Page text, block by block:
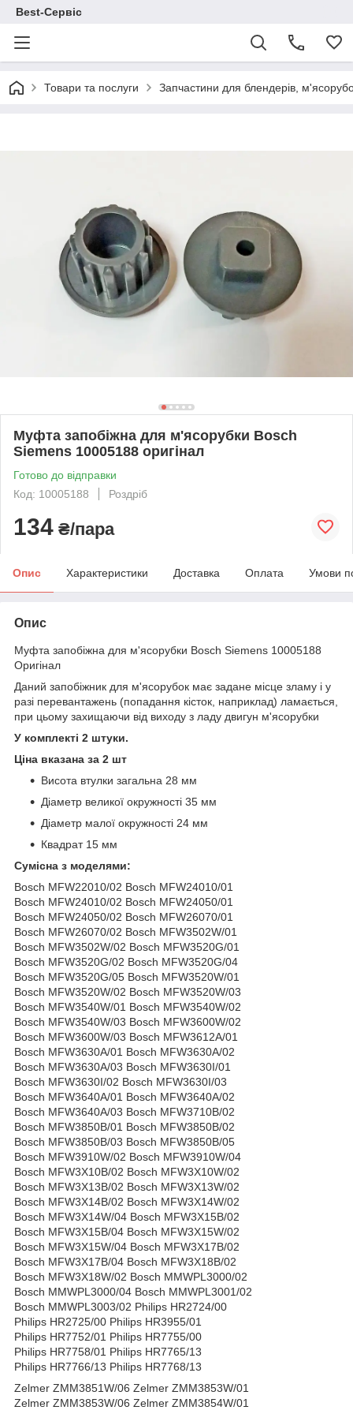
Best-Сервіс
Товари та послуги Запчастини для блендерів,
Муфта запобіжна для м'ясорубки Bosch
Siemens 10005188 оригінал
Готово до відправки
Код: 10005188
Роздріб
134 ₴/пара
Опис Характеристики Доставка Оплата Умови
Опис
Муфта запобіжна для м'ясорубки Bosch Siemens 10005188
Оригінал
Даний запобіжник для м'ясорубок має задане місце зламу і у
разі перевантажень (попадання кісток, наприклад) ламається,
при цьому захищаючи від виходу з ладу двигун м'ясорубки
У комплекті 2 штуки.
Ціна вказана за 2 шт
Висота втулки загальна 28 мм
Діаметр великої окружності 35 мм
Діаметр малої окружності 24 мм
Квадрат 15 мм
Сумісна з моделями:
Воѕсһ МFW22010/02 Воѕсһ МFW24010/01
Воѕсһ МFW24010/02 Воѕсһ МFW24050/01
Воѕсһ МFW24050/02 Воѕсһ МFW26070/01
Воѕсһ МFW26070/02 Воѕсһ МFW3502W/01
Воѕсһ МFW3502W/02 Воѕсһ МFW3520G/01
Воѕсһ МFW3520G/02 Воѕсһ МFW3520G/04
Воѕсһ МFW3520G/05 Воѕсһ МFW3520W/01
Воѕсһ МFW3520W/02 Воѕсһ МFW3520W/03
Воѕсһ МFW3540W/01 Воѕсһ МFW3540W/02
Воѕсһ МFW3540W/03 Воѕсһ МFW3600W/02
Воѕсһ МFW3600W/03 Воѕсһ МFW3612А/01
Воѕсһ МFW3630А/01 Воѕсһ МFW3630А/02
Воѕсһ МFW3630А/03 Воѕсһ МFW3630І/01
Воѕсһ МFW3630І/02 Воѕсһ МFW3630І/03
Воѕсһ МFW3640А/01 Воѕсһ МFW3640А/02
Воѕсһ МFW3640А/03 Воѕсһ МFW3710В/02
Воѕсһ МFW3850В/01 Воѕсһ МFW3850В/02
Воѕсһ МFW3850В/03 Воѕсһ МFW3850В/05
Воѕсһ МFW3910W/02 Воѕсһ МFW3910W/04
Воѕсһ МFW3Х10В/02 Воѕсһ МFW3Х10W/02
Воѕсһ МFW3Х13В/02 Воѕсһ МFW3Х13W/02
Воѕсһ МFW3Х14В/02 Воѕсһ МFW3Х14W/02
Воѕсһ МFW3Х14W/04 Воѕсһ МFW3Х15В/02
Воѕсһ МFW3Х15В/04 Воѕсһ МFW3Х15W/02
Воѕсһ МFW3Х15W/04 Воѕсһ МFW3Х17В/02
Воѕсһ МFW3Х17В/04 Воѕсһ МFW3Х18В/02
Воѕсһ МFW3Х18W/02 Воѕсһ ММWРL3000/02
Воѕсһ ММWРL3000/04 Воѕсһ ММWРL3001/02
Воѕсһ ММWРL3003/02 Рhіlірѕ НR2724/00
Рhіlірѕ НR2725/00 Рhіlірѕ НR3955/01
Рhіlірѕ НR7752/01 Рhіlірѕ НR7755/00
Рhіlірѕ НR7758/01 Рhіlірѕ НR7765/13
Рhіlірѕ НR7766/13 Рhіlірѕ НR7768/13
Zеlmеr ZММ3851W/06 Zеlmеr ZММ3853W/01
Zеlmеr ZММ3853W/06 Zеlmеr ZММ3854W/01